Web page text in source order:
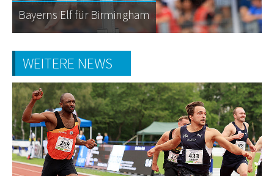
Bayerns Elf für Birmingham
WEITERE NEWS